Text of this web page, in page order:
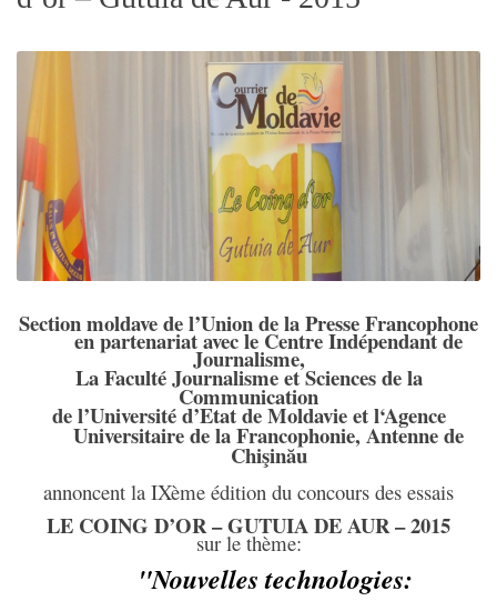
Section moldave de l’Union de la Presse Francophone
en partenariat avec le Centre Indépendant de
Journalisme,
La Faculté Journalisme et Sciences de la
Communication
de l’Université d’Etat de Moldavie et l‘Agence
Universitaire de la Francophonie, Antenne de
Chişinău
annoncent la IXème édition du concours des essais
LE COING D’OR – GUTUIA DE AUR – 2015
sur le thème:
"Nouvelles technologies: